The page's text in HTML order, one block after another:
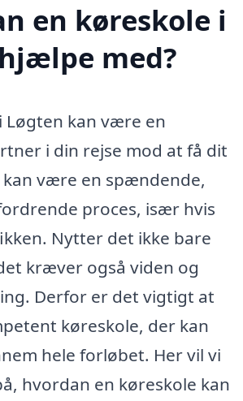
en køreskole i
med?
Løgten kan være en
i din rejse mod at få dit
være en spændende,
proces, især hvis
Nytter det ikke bare
kræver også viden og
Derfor er det vigtigt at
køreskole, der kan
hele forløbet. Her vil vi
hvordan en køreskole kan